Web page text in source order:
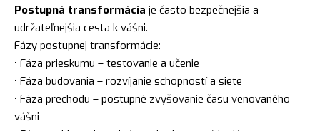
Postupná transformácia je často bezpečnejšia a
udržateľnejšia cesta k vášni.
Fázy postupnej transformácie:
• Fáza prieskumu – testovanie a učenie
• Fáza budovania – rozvíjanie schopností a siete
• Fáza prechodu – postupné zvyšovanie času venovaného
vášni